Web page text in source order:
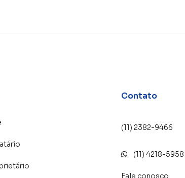
Contato
(11) 2382-9466
(11) 4218-5958
Fale conosco